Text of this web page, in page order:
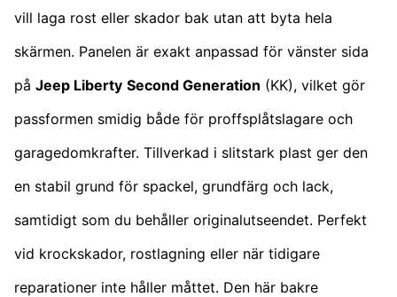
vill laga rost eller skador bak utan att byta hela
skärmen. Panelen är exakt anpassad för vänster sida
på Jeep Liberty Second Generation (KK), vilket gör
passformen smidig både för proffsplåtslagare och
garagedomkrafter. Tillverkad i slitstark plast ger den
en stabil grund för spackel, grundfärg och lack,
samtidigt som du behåller originalutseendet. Perfekt
vid krockskador, rostlagning eller när tidigare
reparationer inte håller måttet. Den här bakre